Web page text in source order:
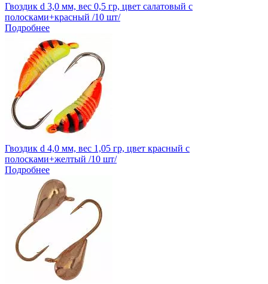
Гвоздик d 3,0 мм, вес 0,5 гр, цвет салатовый с
полосками+красный /10 шт/
Подробнее
Гвоздик d 4,0 мм, вес 1,05 гр, цвет красный с
полосками+желтый /10 шт/
Подробнее